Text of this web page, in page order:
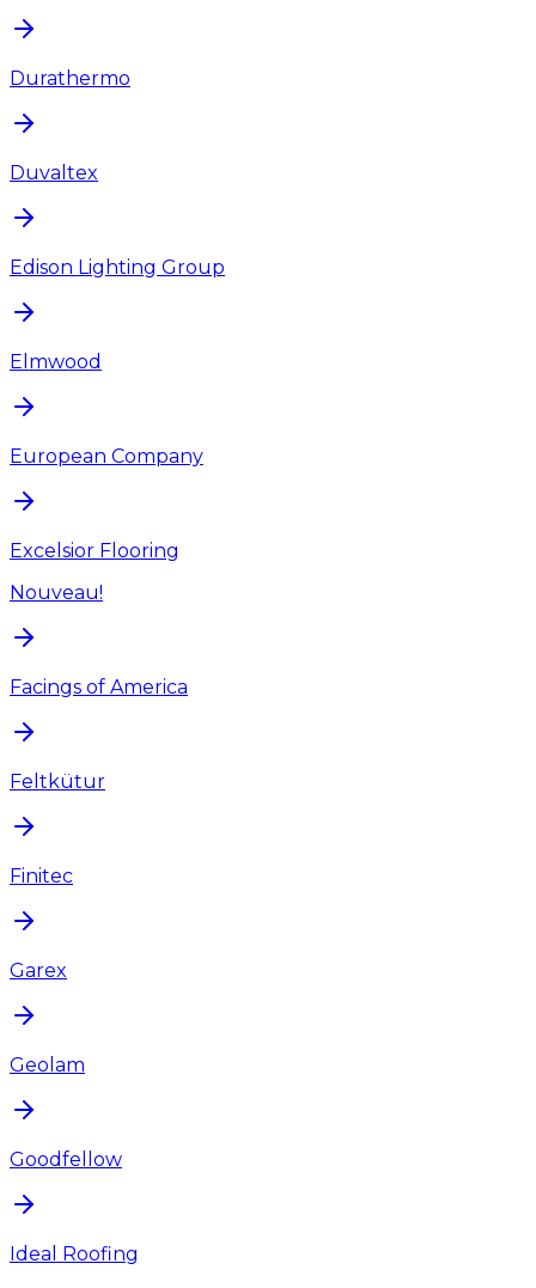
Durathermo
Duvaltex
Edison Lighting Group
Elmwood
European Company
Excelsior Flooring
Nouveau!
Facings of America
Feltkütur
Finitec
Garex
Geolam
Goodfellow
Ideal Roofing